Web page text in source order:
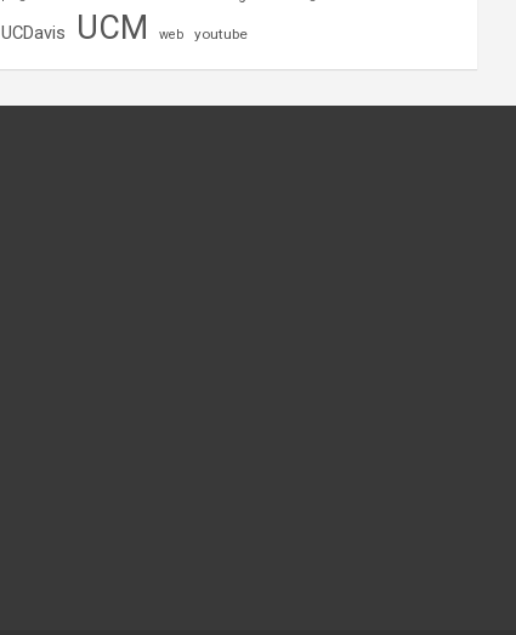
UCDavis UCM web youtube